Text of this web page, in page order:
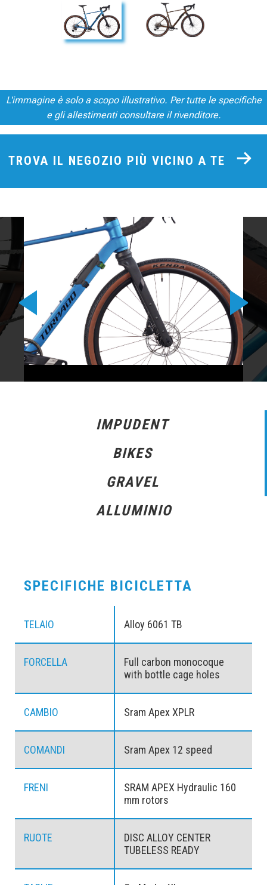
L'immagine è solo a scopo illustrativo. Per tutte le specifiche
e gli allestimenti consultare il rivenditore.
TROVA IL NEGOZIO PIÙ VICINO A TE
IMPUDENT
BIKES
GRAVEL
ALLUMINIO
SPECIFICHE BICICLETTA
TELAIO Alloy 6061 TB
FORCELLA
Full carbon monocoque
with bottle cage holes
CAMBIO Sram Apex XPLR
COMANDI Sram Apex 12 speed
FRENI
SRAM APEX Hydraulic 160
mm rotors
RUOTE
DISC ALLOY CENTER
TUBELESS READY